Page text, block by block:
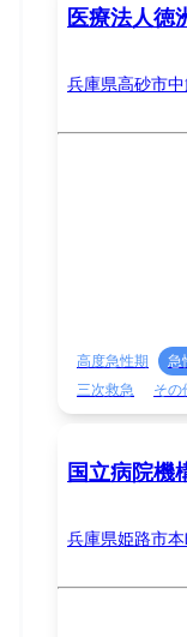
医療法人徳
兵庫県高砂市
高度急性期 急
三次救急
その
国立病院機
兵庫県姫路市